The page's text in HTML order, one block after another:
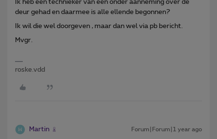
Ik heb een technieker van een onder aanneming over de
deur gehad en daarmee is alle ellende begonnen?
Ik wil die wel doorgeven , maar dan wel via pb bericht.
Mvgr.
roske.vdd
Martin Forum|Forum|1 year ago